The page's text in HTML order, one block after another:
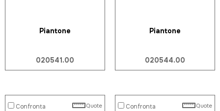
Piantone
020541.00
Piantone
020544.00
Confronta Quote Confronta Quote